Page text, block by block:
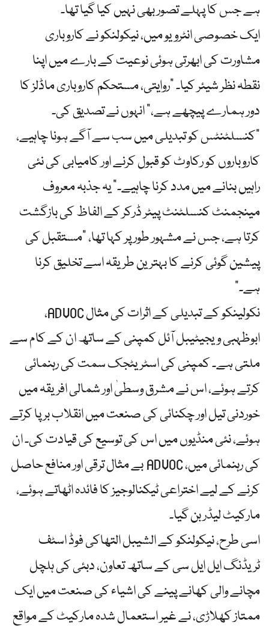
ہے جس کا پہلے تصور بھی نہیں کیا گیا تھا۔
ایک خصوصی انٹرویو میں، نیکولنکو نے کاروباری
مشاورت کی ابھرتی ہوئی نوعیت کے بارے میں اپنا
نقطہ نظر شیئر کیا۔ "روایتی، مستحکم کاروباری ماڈلز کا
دور ہمارے پیچھے ہے،” انہوں نے تصدیق کی۔
"کنسلٹنٹس کو تبدیلی میں سب سے آگے ہونا چاہیے،
کاروباروں کو رکاوٹ کو قبول کرنے اور کامیابی کی نئی
راہیں بنانے میں مدد کرنا چاہیے۔” یہ جذبہ معروف
مینجمنٹ کنسلٹنٹ پیٹر ڈرکر کے الفاظ کی بازگشت
کرتا ہے، جس نے مشہور طور پر کہا تھا، "مستقبل کی
پیشین گوئی کرنے کا بہترین طریقہ اسے تخلیق کرنا
ہے۔”
نکولینکو کے تبدیلی کے اثرات کی مثال ADVOC،
ابوظہبی ویجیٹیبل آئل کمپنی کے ساتھ ان کے کام سے
ملتی ہے۔ کمپنی کی اسٹریٹجک سمت کی رہنمائی
کرتے ہوئے، اس نے مشرق وسطیٰ اور شمالی افریقہ میں
خوردنی تیل اور چکنائی کی صنعت میں انقلاب برپا کرتے
ہوئے، نئی منڈیوں میں اس کی توسیع کی قیادت کی۔ ان
کی رہنمائی میں، ADVOC بے مثال ترقی اور منافع حاصل
کرنے کے لیے اختراعی ٹیکنالوجیز کا فائدہ اٹھاتے ہوئے،
مارکیٹ لیڈر بن گیا۔
اسی طرح، نیکولنکو کے الشیبل التھاکی فوڈ اسٹف
ٹریڈنگ ایل ایل سی کے ساتھ تعاون، دبئی کی ہلچل
مچانے والی کھانے پینے کی اشیاء کی صنعت میں ایک
ممتاز کھلاڑی، نے غیر استعمال شدہ مارکیٹ کے مواقع